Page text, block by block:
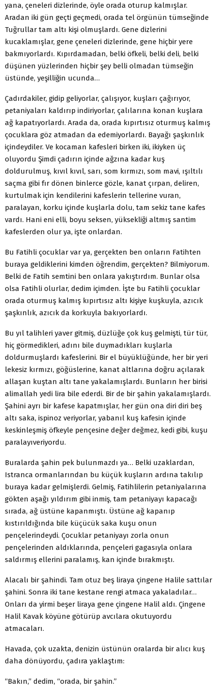
yana, çeneleri dizlerinde, öyle orada oturup kalmışlar.
Aradan iki gün geçti geçmedi, orada tel örgünün tümseğinde
Tuğrullar tam altı kişi olmuşlardı. Gene dizlerini
kucaklamışlar, gene çeneleri dizlerinde, gene hiçbir yere
bakmıyorlardı. Kıpırdamadan, belki öfkeli, belki deli, belki
düşünen yüzlerinden hiçbir şey belli olmadan tümseğin
üstünde, yeşilliğin ucunda…
Çadırdakiler, gidip geliyorlar, çalışıyor, kuşları çağırıyor,
petaniyaları kaldırıp indiriyorlar, çalılarına konan kuşlara
ağ kapatıyorlardı. Arada da, orada kıpırtısız oturmuş kalmış
çocuklara göz atmadan da edemiyorlardı. Bayağı şaşkınlık
içindeydiler. Ve kocaman kafesleri birken iki, ikiyken üç
oluyordu Şimdi çadırın içinde ağzına kadar kuş
doldurulmuş, kıvıl kıvıl, sarı, som kırmızı, som mavi, ışıltılı
saçma gibi fır dönen binlerce gözle, kanat çırpan, deliren,
kurtulmak için kendilerini kafeslerin tellerine vuran,
paralayan, korku içinde kuşlarla dolu, tam sekiz tane kafes
vardı. Hani eni elli, boyu seksen, yüksekliği altmış santim
kafeslerden olur ya, işte onlardan.
Bu Fatihli çocuklar var ya, gerçekten ben onların Fatihten
buraya geldiklerini kimden öğrendim, gerçekten? Bilmiyorum.
Belki de Fatih semtini ben onlara yakıştırdım. Bunlar olsa
olsa Fatihli olurlar, dedim içimden. İşte bu Fatihli çocuklar
orada oturmuş kalmış kıpırtısız altı kişiye kuşkuyla, azıcık
şaşkınlık, azıcık da korkuyla bakıyorlardı.
Bu yıl talihleri yaver gitmiş, düzlüğe çok kuş gelmişti, tür tür,
hiç görmedikleri, adını bile duymadıkları kuşlarla
doldurmuşlardı kafeslerini. Bir el büyüklüğünde, her bir yeri
lekesiz kırmızı, göğüslerine, kanat altlarına doğru açılarak
allaşan kuştan altı tane yakalamışlardı. Bunların her birisi
alimallah yedi lira bile ederdi. Bir de bir şahin yakalamışlardı.
Şahini ayrı bir kafese kapatmışlar, her gün ona diri diri beş
altı saka, ispinoz veriyorlar, yabanıl kuş kafesin içinde
keskinleşmiş öfkeyle pençesine değer değmez, kedi gibi, kuşu
paralayıveriyordu.
Buralarda şahin pek bulunmazdı ya… Belki uzaklardan,
Istranca ormanlarından bu küçük kuşların ardına takılıp
buraya kadar gelmişlerdi. Gelmiş, Fatihlilerin petaniyalarına
gökten aşağı yıldırım gibi inmiş, tam petaniyayı kapacağı
sırada, ağ üstüne kapanmıştı. Üstüne ağ kapanıp
kıstırıldığında bile küçücük saka kuşu onun
pençelerindeydi. Çocuklar petaniyayı zorla onun
pençelerinden aldıklarında, pençeleri gagasıyla onlara
saldırmış ellerini paralamış, kan içinde bırakmıştı.
Alacalı bir şahindi. Tam otuz beş liraya çingene Halile sattılar
şahini. Sonra iki tane kestane rengi atmaca yakaladılar…
Onları da yirmi beşer liraya gene çingene Halil aldı. Çingene
Halil Kavak köyüne götürüp avcılara okutuyordu
atmacaları.
Havada, çok uzakta, denizin üstünün oralarda bir alıcı kuş
daha dönüyordu, çadıra yaklaştım:
“Bakın,” dedim, “orada, bir şahin.”